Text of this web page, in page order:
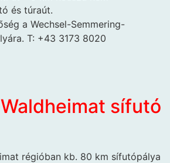
és túraút.
a Wechsel-Semmering-
T: +43 3173 8020
sífutó
régióban kb. 80 km sífutópálya